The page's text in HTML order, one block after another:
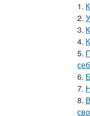
1.
2.
3.
4.
5.
6.
7.
8.